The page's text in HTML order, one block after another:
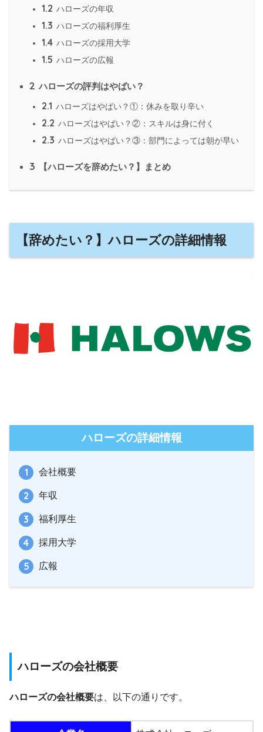
1.2 ハローズの年収
1.3 ハローズの福利厚生
1.4 ハローズの採用大学
1.5 ハローズの広報
2 ハローズの評判はやばい？
2.1 ハローズはやばい？①：休みを取り辛い
2.2 ハローズはやばい？②：スキルは身に付く
2.3 ハローズはやばい？③：部門によっては朝が早い
3 【ハローズを辞めたい？】まとめ
【辞めたい？】ハローズの詳細情報
ハローズの詳細情報
会社概要
年収
福利厚生
採用大学
広報
ハローズの会社概要
ハローズの会社概要は、以下の通りです。